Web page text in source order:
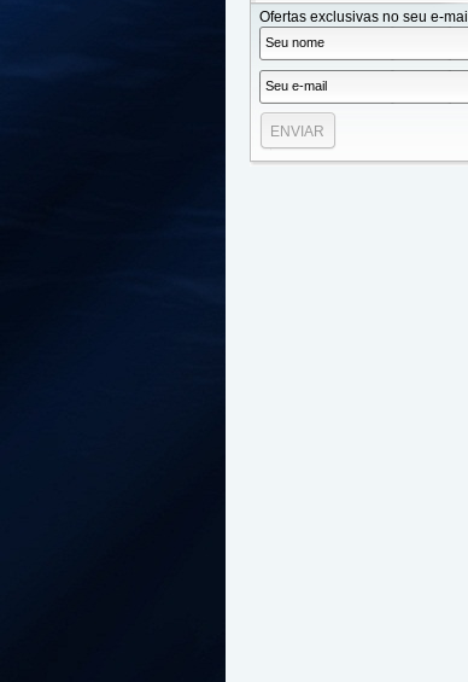
Ofertas exclusivas no seu e-mail